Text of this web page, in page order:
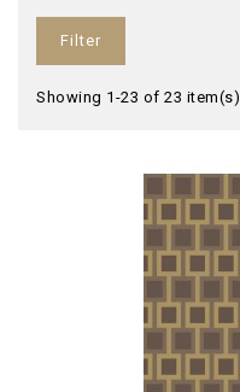
Filter
Showing 1-23 of 23 item(s)